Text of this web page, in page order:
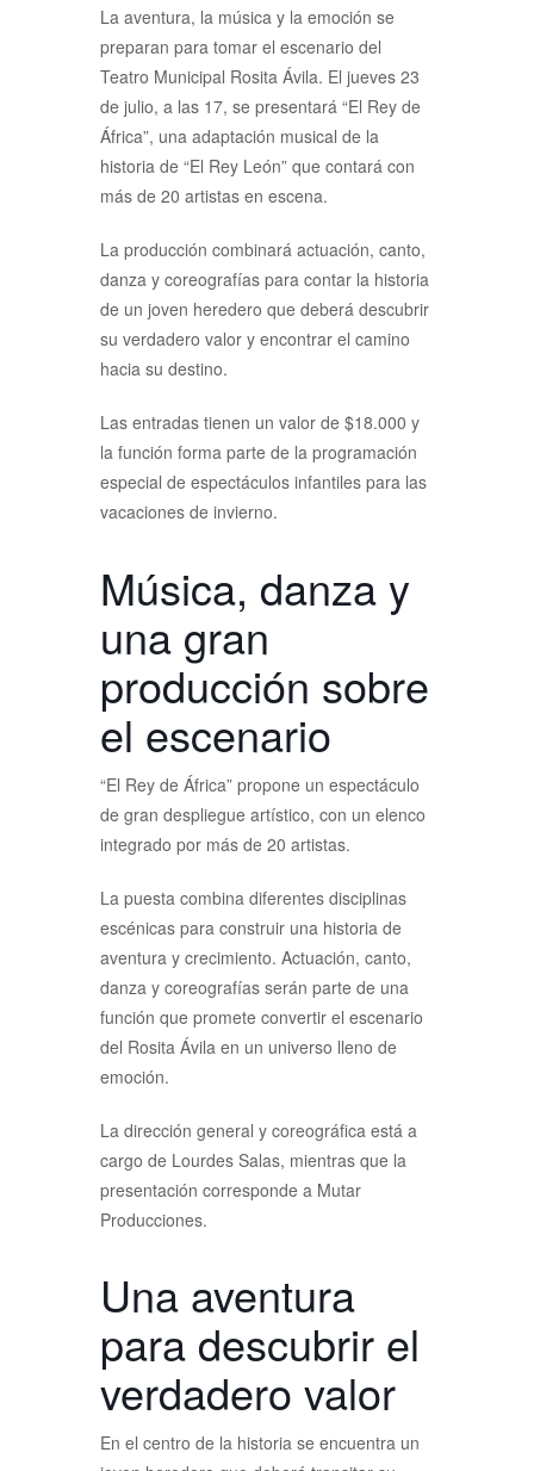
La aventura, la música y la emoción se
preparan para tomar el escenario del
Teatro Municipal Rosita Ávila. El jueves 23
de julio, a las 17, se presentará “El Rey de
África”, una adaptación musical de la
historia de “El Rey León” que contará con
más de 20 artistas en escena.
La producción combinará actuación, canto,
danza y coreografías para contar la historia
de un joven heredero que deberá descubrir
su verdadero valor y encontrar el camino
hacia su destino.
Las entradas tienen un valor de $18.000 y
la función forma parte de la programación
especial de espectáculos infantiles para las
vacaciones de invierno.
Música, danza y
una gran
producción sobre
el escenario
“El Rey de África” propone un espectáculo
de gran despliegue artístico, con un elenco
integrado por más de 20 artistas.
La puesta combina diferentes disciplinas
escénicas para construir una historia de
aventura y crecimiento. Actuación, canto,
danza y coreografías serán parte de una
función que promete convertir el escenario
del Rosita Ávila en un universo lleno de
emoción.
La dirección general y coreográfica está a
cargo de Lourdes Salas, mientras que la
presentación corresponde a Mutar
Producciones.
Una aventura
para descubrir el
verdadero valor
En el centro de la historia se encuentra un